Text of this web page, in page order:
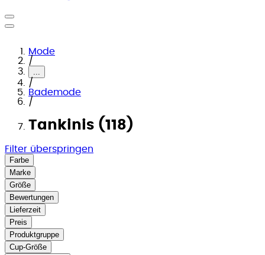
Mode
/
...
/
Bademode
/
Tankinis (118)
Filter überspringen
Farbe
Marke
Größe
Bewertungen
Lieferzeit
Preis
Produktgruppe
Cup-Größe